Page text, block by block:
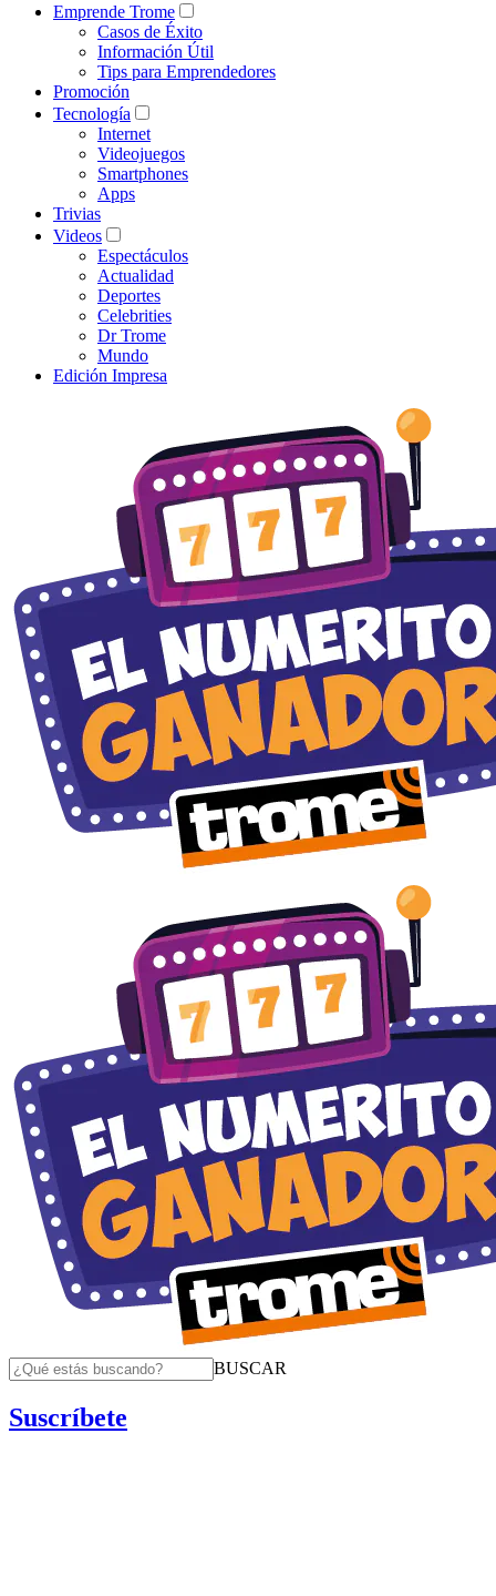
Emprende Trome
Casos de Éxito
Información Útil
Tips para Emprendedores
Promoción
Tecnología
Internet
Videojuegos
Smartphones
Apps
Trivias
Videos
Espectáculos
Actualidad
Deportes
Celebrities
Dr Trome
Mundo
Edición Impresa
BUSCAR
Suscríbete